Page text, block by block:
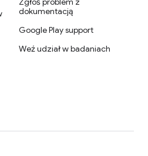
dokumentacją
Google Play support
Weź udział w badaniach